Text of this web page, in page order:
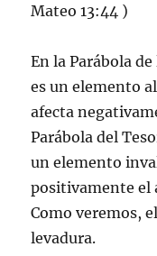
Mateo 13:44 )
En la Parábola
es un elemento
afecta
Parábola del
un elemento
positivamente el
Como veremos,
levadura.